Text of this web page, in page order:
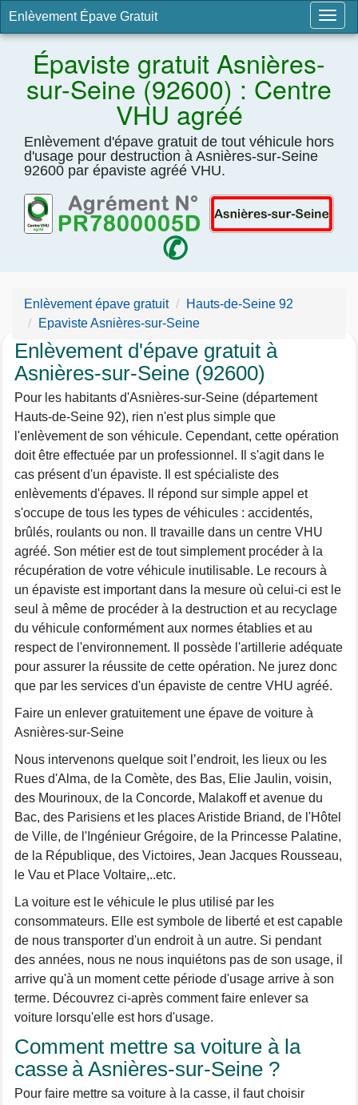
Enlèvement Épave Gratuit
Épaviste gratuit Asnières-
sur-Seine (92600) : Centre
VHU agréé
Enlèvement d'épave gratuit de tout véhicule hors
d'usage pour destruction à Asnières-sur-Seine
92600 par épaviste agréé VHU.
Enlèvement épave gratuit
Hauts-de-Seine 92
Epaviste Asnières-sur-Seine
Enlèvement d'épave gratuit à
Asnières-sur-Seine (92600)
Pour les habitants d'Asnières-sur-Seine (département
Hauts-de-Seine 92), rien n'est plus simple que
l'enlèvement de son véhicule. Cependant, cette opération
doit être effectuée par un professionnel. Il s'agit dans le
cas présent d'un épaviste. Il est spécialiste des
enlèvements d'épaves. Il répond sur simple appel et
s'occupe de tous les types de véhicules : accidentés,
brûlés, roulants ou non. Il travaille dans un centre VHU
agréé. Son métier est de tout simplement procéder à la
récupération de votre véhicule inutilisable. Le recours à
un épaviste est important dans la mesure où celui-ci est le
seul à même de procéder à la destruction et au recyclage
du véhicule conformément aux normes établies et au
respect de l'environnement. Il possède l'artillerie adéquate
pour assurer la réussite de cette opération. Ne jurez donc
que par les services d'un épaviste de centre VHU agréé.
Faire un enlever gratuitement une épave de voiture à
Asnières-sur-Seine
Nous intervenons quelque soit l’endroit, les lieux ou les
Rues d'Alma, de la Comète, des Bas, Elie Jaulin, voisin,
des Mourinoux, de la Concorde, Malakoff et avenue du
Bac, des Parisiens et les places Aristide Briand, de l'Hôtel
de Ville, de l'Ingénieur Grégoire, de la Princesse Palatine,
de la République, des Victoires, Jean Jacques Rousseau,
le Vau et Place Voltaire,..etc.
La voiture est le véhicule le plus utilisé par les
consommateurs. Elle est symbole de liberté et est capable
de nous transporter d'un endroit à un autre. Si pendant
des années, nous ne nous inquiétons pas de son usage, il
arrive qu'à un moment cette période d'usage arrive à son
terme. Découvrez ci-après comment faire enlever sa
voiture lorsqu'elle est hors d'usage.
Comment mettre sa voiture à la
casse à Asnières-sur-Seine ?
Pour faire mettre sa voiture à la casse, il faut choisir